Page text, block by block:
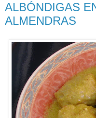
ALBÓNDIGAS
ALMENDRAS